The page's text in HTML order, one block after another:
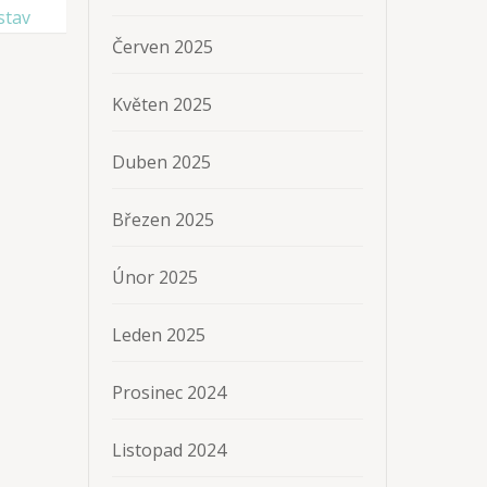
Červen 2025
Květen 2025
Duben 2025
Březen 2025
Únor 2025
Leden 2025
Prosinec 2024
Listopad 2024